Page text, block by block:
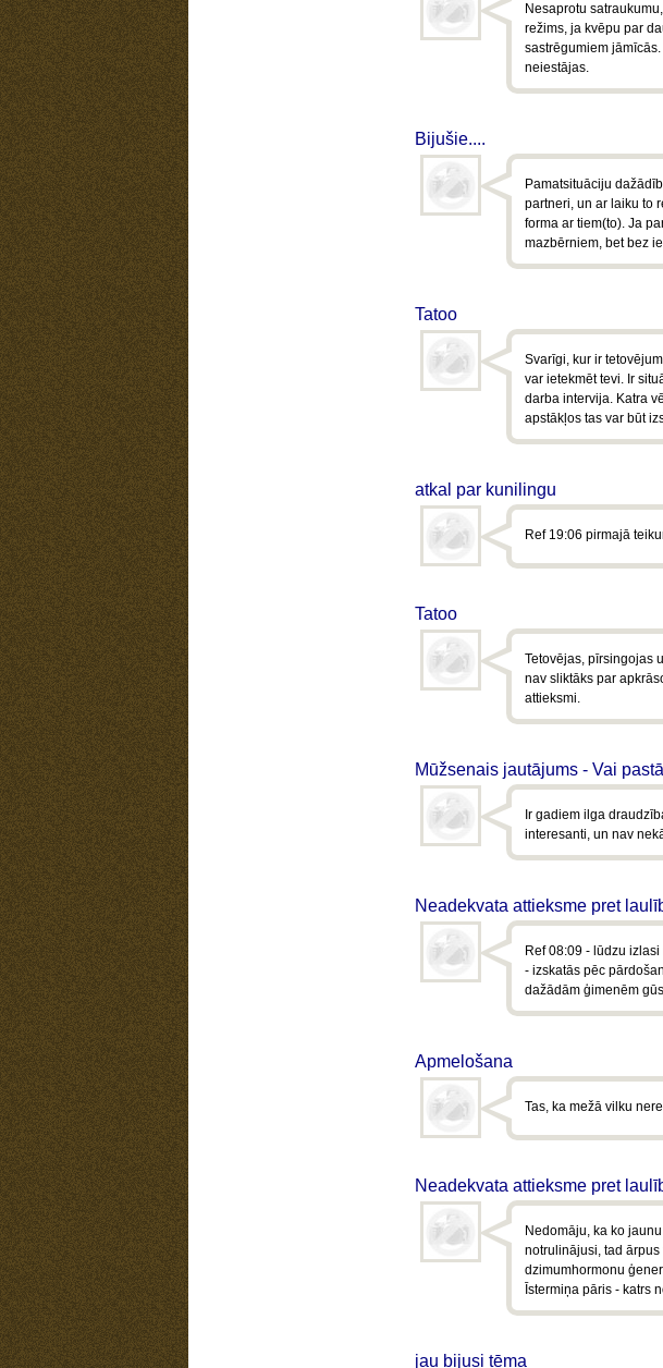
Nesaprotu
režims, ja kvēpu par
sastrēgumiem
neiestājas.
Bijušie....
Pamatsituāciju
partneri, un ar laiku to
forma ar tiem(to). Ja
mazbērniem, bet bez
Tatoo
Svarīgi, kur ir
var ietekmēt tevi. Ir
darba intervija. Katra
apstākļos tas var būt
atkal par kunilingu
Ref 19:06 pirmajā
Tatoo
Tetovējas, pīrsingojas
nav sliktāks par
attieksmi.
Mūžsenais jautājums - Vai
Ir gadiem ilga
interesanti, un nav
Neadekvata attieksme pret
Ref 08:09 - lūdzu
- izskatās pēc
dažādām ģimenēm
Apmelošana
Tas, ka mežā vilku
Neadekvata attieksme pret
Nedomāju, ka ko
notrulinājusi, tad
dzimumhormonu
Īstermiņa pāris - katrs
jau bijusi tēma